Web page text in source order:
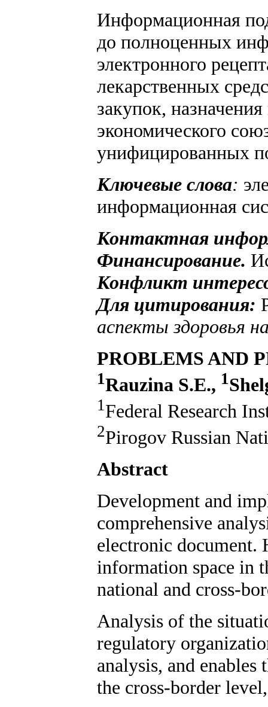
Информационная
до полноценных
электронного
лекарственных
закупок,
экономического
унифицированных
Ключевые слова:
информационная
Контактная
Финансирование.
Конфликт
Для цитирования:
аспекты здоровья
PROBLEMS AND
1Rauzina S.E., 1
1Federal Research
2Pirogov Russian
Abstract
Development and
comprehensive
electronic document.
information space in
national and cross-
Analysis of the
regulatory
analysis, and
the cross-border